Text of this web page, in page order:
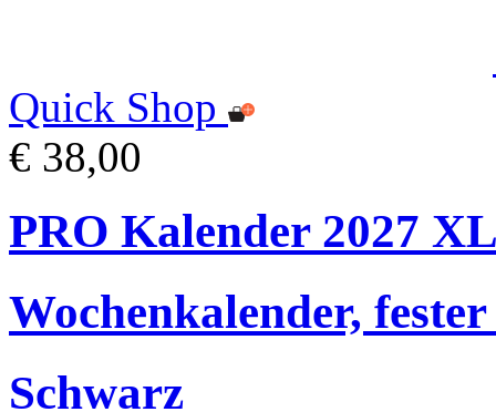
Quick Shop
€ 38,00
PRO Kalender 2027
Wochenkalender,
Schwarz